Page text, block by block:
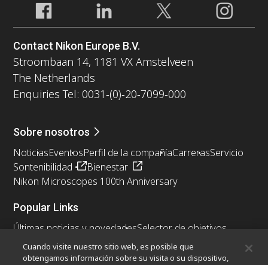
Contact Nikon Europe B.V.
Stroombaan 14, 1181 VX Amstelveen
The Netherlands
Enquiries Tel: 0031-(0)-20-7099-000
Sobre nosotros
NoticiasEventosPerfil de la compañíaCarrerasServicio
Sontenibilidad
Bienestar
Nikon Microscopes 100th Anniversary
Popular Links
Últimas noticias y novedadesSelector de objetivos
Resolution Calculator PubScopeOEM
Nikon Small World
MicroscopyU
Cuando visite nuestro sitio web, es posible que
obtengamos información sobre su visita o su dispositivo,